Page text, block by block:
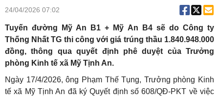
24/04/2026 07:02
Tuyến đường Mỹ An B1 + Mỹ An B4 sẽ do Công ty
Thống Nhất TG thi công với giá trúng thầu 1.840.948.000
đồng, thông qua quyết định phê duyệt của Trưởng
phòng Kinh tế xã Mỹ Tịnh An.
Ngày 17/4/2026, ông Phạm Thế Tụng, Trưởng phòng Kinh
tế xã Mỹ Tịnh An đã ký Quyết định số 608/QĐ-PKT về việc